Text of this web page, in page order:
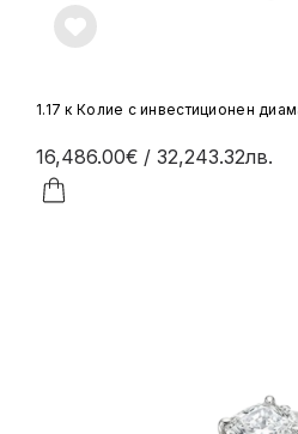
1.17 к Колие с инвестиционен
16,486.00€ / 32,243.32лв.